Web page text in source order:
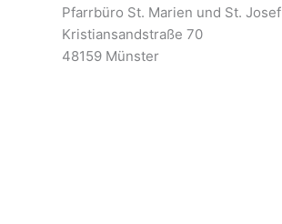
Pfarrbüro St. Marien und St. Josef
Kristiansandstraße 70
48159 Münster